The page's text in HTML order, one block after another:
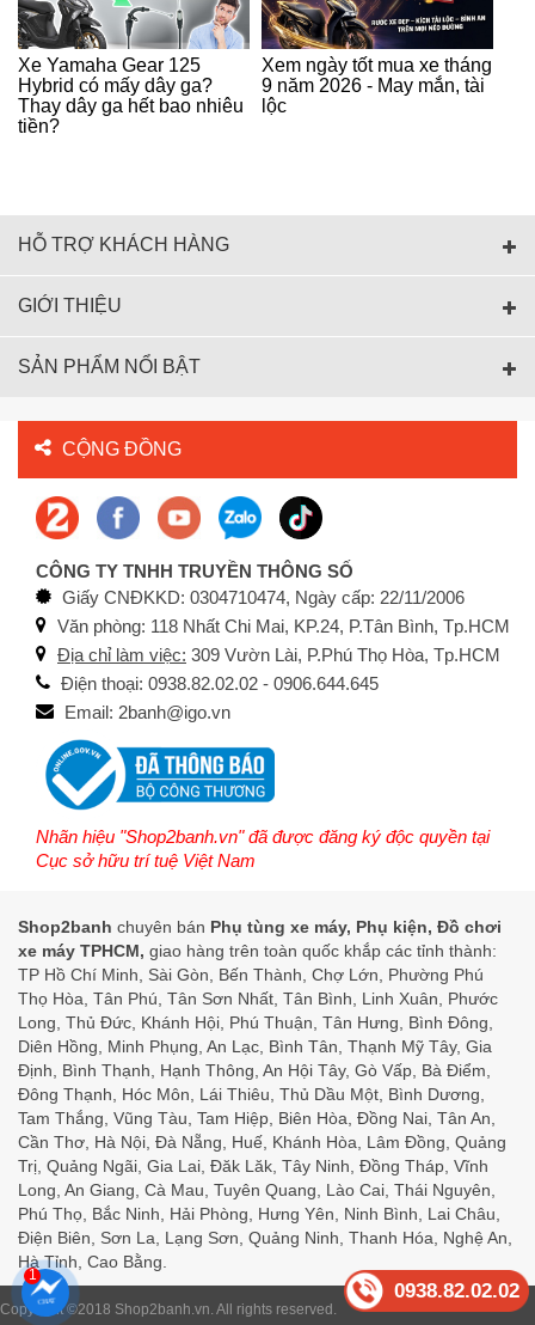
Xe Yamaha Gear 125
Hybrid có mấy dây ga?
Thay dây ga hết bao nhiêu
tiền?
Xem ngày tốt mua xe tháng
9 năm 2026 - May mắn, tài
lộc
HỖ TRỢ KHÁCH HÀNG
GIỚI THIỆU
SẢN PHẨM NỔI BẬT
CỘNG ĐỒNG
CÔNG TY TNHH TRUYỀN THÔNG SỐ
Giấy CNĐKKD: 0304710474, Ngày cấp: 22/11/2006
Văn phòng: 118 Nhất Chi Mai, KP.24, P.Tân Bình, Tp.HCM
Địa chỉ làm việc: 309 Vườn Lài, P.Phú Thọ Hòa, Tp.HCM
Điện thoại: 0938.82.02.02 - 0906.644.645
Email: 2banh@igo.vn
Nhãn hiệu "Shop2banh.vn" đã được đăng ký độc quyền tại
Cục sở hữu trí tuệ Việt Nam
Shop2banh chuyên bán Phụ tùng xe máy, Phụ kiện, Đồ chơi
xe máy TPHCM, giao hàng trên toàn quốc khắp các tỉnh thành:
TP Hồ Chí Minh, Sài Gòn, Bến Thành, Chợ Lớn, Phường Phú
Thọ Hòa, Tân Phú, Tân Sơn Nhất, Tân Bình, Linh Xuân, Phước
Long, Thủ Đức, Khánh Hội, Phú Thuận, Tân Hưng, Bình Đông,
Diên Hồng, Minh Phụng, An Lạc, Bình Tân, Thạnh Mỹ Tây, Gia
Định, Bình Thạnh, Hạnh Thông, An Hội Tây, Gò Vấp, Bà Điểm,
Đông Thạnh, Hóc Môn, Lái Thiêu, Thủ Dầu Một, Bình Dương,
Tam Thắng, Vũng Tàu, Tam Hiệp, Biên Hòa, Đồng Nai, Tân An,
Cần Thơ, Hà Nội, Đà Nẵng, Huế, Khánh Hòa, Lâm Đồng, Quảng
Trị, Quảng Ngãi, Gia Lai, Đăk Lăk, Tây Ninh, Đồng Tháp, Vĩnh
Long, An Giang, Cà Mau, Tuyên Quang, Lào Cai, Thái Nguyên,
Phú Thọ, Bắc Ninh, Hải Phòng, Hưng Yên, Ninh Bình, Lai Châu,
Điện Biên, Sơn La, Lạng Sơn, Quảng Ninh, Thanh Hóa, Nghệ An,
Hà Tỉnh, Cao Bằng.
Copyright ©2018 Shop2banh.vn . All rights reserved.
0938.82.02.02
1